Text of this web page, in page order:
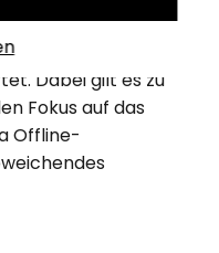
bevor man
Content-
Dabei gilt es zu
Fokus auf das
Offline-